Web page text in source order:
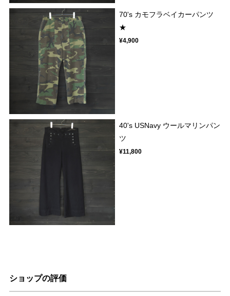
70's カモフラベイカーパンツ
★
¥4,900
40's USNavy ウールマリンパン
ツ
¥11,800
ショップの評価